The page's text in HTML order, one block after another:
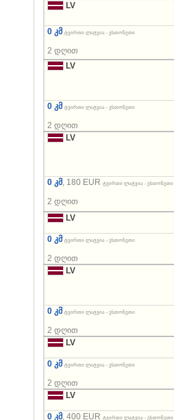
LV
0 კმ ტვირთი ლატვია - ესთონეთი
2 დღით
LV
0 კმ ტვირთი ლატვია - ესთონეთი
2 დღით
LV
0 კმ, 180 EUR ტვირთი ლატვია - ესთონეთი
2 დღით
LV
0 კმ ტვირთი ლატვია - ესთონეთი
2 დღით
LV
0 კმ ტვირთი ლატვია - ესთონეთი
2 დღით
LV
0 კმ ტვირთი ლატვია - ესთონეთი
2 დღით
LV
0 კმ, 400 EUR ტვირთი ლატვია - ესთონეთი